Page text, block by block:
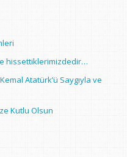
hissettiklerimizdedir…
Atatürk’ü Saygıyla ve
Kutlu Olsun